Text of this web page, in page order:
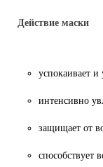
Действие маски
успокаивает
интенсивно
защищает от
способствует